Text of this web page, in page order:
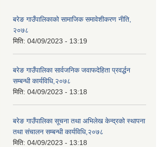
बरेङ गाउँपालिकाको सामाजिक समावेशीकरण नीति,
२०७८
मिति: 04/09/2023 - 13:19
बरेङ गाउँपालिका सार्वजनिक जवाफदेहिता प्रवर्द्धन
सम्बन्धी कार्यविधि,२०७८
मिति: 04/09/2023 - 13:18
बरेङ गाउँपालिका सूचना तथा अभिलेख केन्द्रको स्थापना
तथा संचालन सम्बन्धी कार्यविधि,२०७८
मिति: 04/09/2023 - 13:18